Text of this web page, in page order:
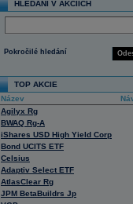
HLEDÁNÍ V AKCIÍCH
Pokročilé hledání
TOP AKCIE
Název
Agilyx Rg
BWAQ Rg-A
iShares USD High Yield Corp
Bond UCITS ETF
Celsius
Adaptiv Select ETF
AtlasClear Rg
JPM BetaBuildrs Jp